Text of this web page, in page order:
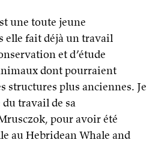
une toute jeune
elle fait déjà un travail
et d’étude
dont pourraient
structures plus anciennes. Je
travail de sa
pour avoir été
au Hebridean Whale and